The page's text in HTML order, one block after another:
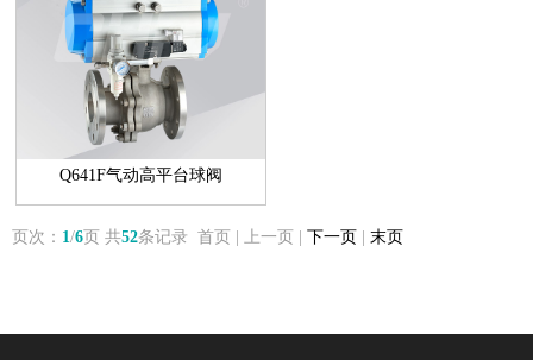
Q641F气动高平台球阀
页次： 1/6页 共52条记录 首页 | 上一页 | 下一页 | 末页